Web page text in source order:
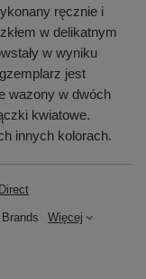
ręcznie i
w delikatnym
w wyniku
jest
wazony w dwóch
kwiatowe.
innych kolorach.
Więcej